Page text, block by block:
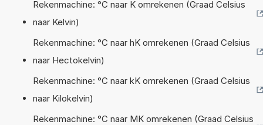
Rekenmachine: °C naar K omrekenen (Graad Celsius
naar Kelvin)
Rekenmachine: °C naar hK omrekenen (Graad Celsius
naar Hectokelvin)
Rekenmachine: °C naar kK omrekenen (Graad Celsius
naar Kilokelvin)
Rekenmachine: °C naar MK omrekenen (Graad Celsius